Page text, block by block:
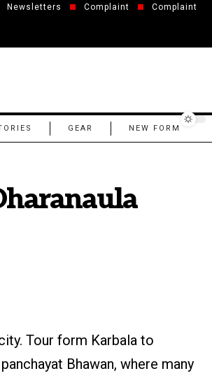
Newsletters Complaint
Complaint
GEAR NEW FORM
Tour form Karbala to
Bhawan, where many